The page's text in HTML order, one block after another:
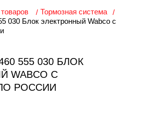
Тормозная система
030 Блок электронный Wabco с
555 030 БЛОК
WABCO С
РОССИИ